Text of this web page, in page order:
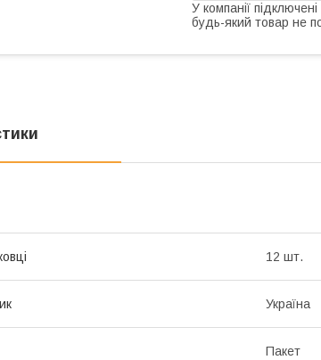
У компанії
будь-який товар не
12 шт.
Україна
Пакет